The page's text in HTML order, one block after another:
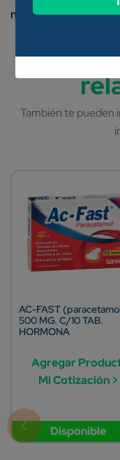
no productores de
Disponible
AC-FAST
500 MG. C/10 TAB.
HORMONA
Agregar
Mi Cotización >